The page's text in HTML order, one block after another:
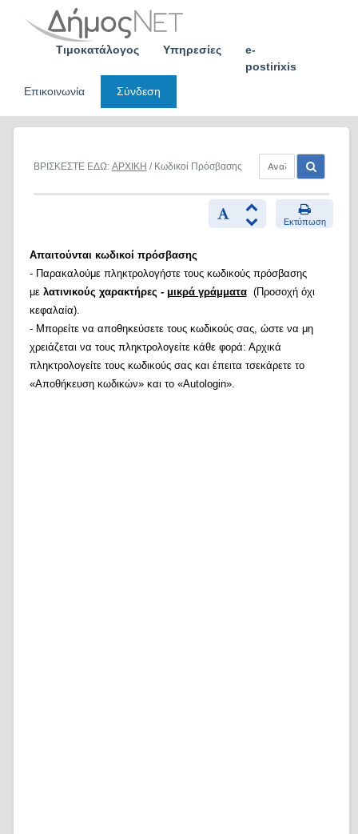
Τιμοκατάλογος Υπηρεσίες
e-
postirixis
Επικοινωνία
Σύνδεση
ΒΡΙΣΚΕΣΤΕ ΕΔΩ: ΑΡΧΙΚΗ / Κωδικοί Πρόσβασης
Εκτύπωση
Απαιτούνται κωδικοί πρόσβασης
- Παρακαλούμε πληκτρολογήστε τους κωδικούς πρόσβασης
με λατινικούς χαρακτήρες - μικρά γράμματα(Προσοχή όχι
κεφαλαία).
- Μπορείτε να αποθηκεύσετε τους κωδικούς σας, ώστε να μη
χρειάζεται να τους πληκτρολογείτε κάθε φορά: Αρχικά
πληκτρολογείτε τους κωδικούς σας και έπειτα τσεκάρετε το
«Αποθήκευση κωδικών» και το «Autologin».